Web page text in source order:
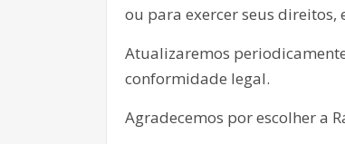
ou para exercer seus direitos,
Atualizaremos
conformidade legal.
Agradecemos por escolher a